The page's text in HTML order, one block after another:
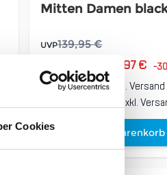
Cookies
Mitten Damen
UVP139,95 €
97,97 € -
inkl. 19% MwSt., zzgl.Versand
exkl.
In den Warenkorb